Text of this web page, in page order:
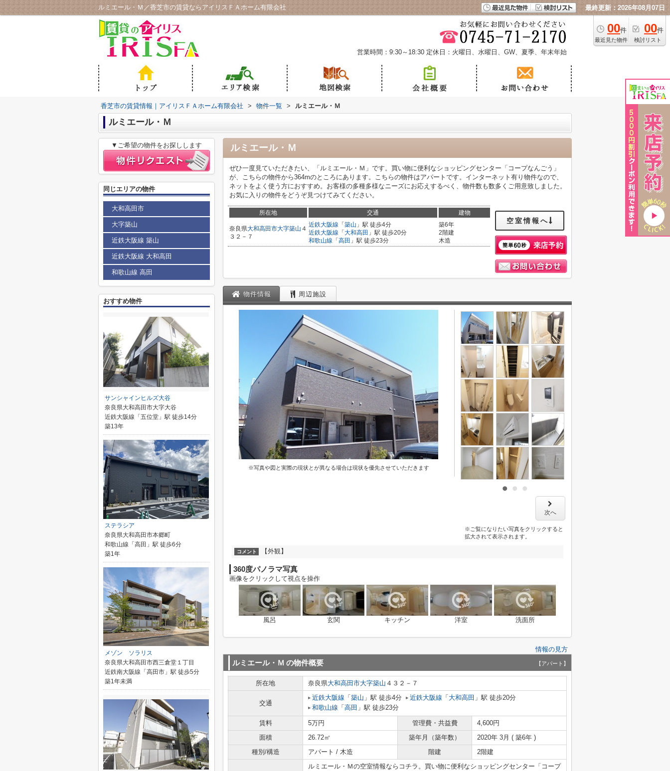
ルミエール・Ｍ／香芝市の賃貸ならアイリスＦＡホーム有限会社 最終更新：2026年08月07日
00件
最近見た物件
00件
検討リスト
営業時間：9:30～18:30 定休日：火曜日、水曜日、GW、夏季、年末年始
香芝市の賃貸情報｜アイリスＦＡホーム有限会社 > 物件一覧 > ルミエール・Ｍ
ルミエール・Ｍ
ルミエール・Ｍ
ぜひ一度見ていただきたい、「ルミエール・Ｍ」です。買い物に便利なショッピングセンター「コープなんごう」
が、こちらの物件から364mのところにあります。こちらの物件はアパートです。インターネット有り物件なので、
ネットをよく使う方におすすめ。お客様の多種多様なニーズにお応えするべく、物件数も数多くご用意致しました。
お気に入りの物件をどうぞ見つけてみてください。
所在地 交通 建物
奈良県大和高田市大字築山 ４
３２－７
近鉄大阪線 「 築山 」駅 徒歩4分
近鉄大阪線 「 大和高田 」駅 徒歩20分
和歌山線 「 高田 」駅 徒歩23分
築6年
2階建
木造
空室情報へ
物件情報 周辺施設
※写真や図と実際の現状とが異なる場合は現状を優先させていただきます
次へ
※ご覧になりたい写真をクリックすると
拡大されて表示されます。
コメント 【外観】
360度パノラマ写真
画像をクリックして視点を操作
風呂 玄関 キッチン 洋室 洗面所
情報の見方
ルミエール・Ｍ の物件概要 【アパート】
所在地 奈良県大和高田市大字築山 ４３２－７
交通
近鉄大阪線 「 築山 」駅 徒歩4分 近鉄大阪線 「 大和高田 」駅 徒歩20分
和歌山線 「 高田 」駅 徒歩23分
賃料 5万円 管理費・共益費
4,600円
面積
26.72㎡ 築年月（築年数）
2020年 3月 ( 築6年 )
種別/構造
アパート / 木造 階建 2階建
ルミエール・Ｍの空室情報ならコチラ。買い物に便利なショッピングセンター「コープ
▼ご希望の物件をお探しします
同じエリアの物件
大和高田市
大字築山
近鉄大阪線 築山
近鉄大阪線 大和高田
和歌山線 高田
おすすめ物件
サンシャインヒルズ大谷
奈良県大和高田市大字大谷
近鉄大阪線「五位堂」駅 徒歩14分
築13年
ステラシア
奈良県大和高田市本郷町
和歌山線「高田」駅 徒歩6分
築1年
メゾン ソラリス
奈良県大和高田市西三倉堂１丁目
近鉄南大阪線「高田市」駅 徒歩5分
築1年未満